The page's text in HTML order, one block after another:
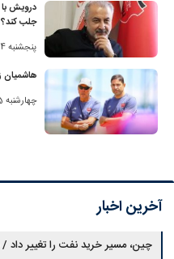
درویش با
جلب کند؟
پنجشنبه 24 مهر 1404
هاشمیان
چهارشنبه 25 تیر 1404
آخرین اخبار
چین، مسیر خرید نفت را تغییر